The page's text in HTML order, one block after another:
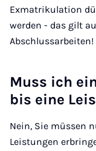
Exmatrikulation
werden - das gilt
Abschlussarbeiten!
Muss ich
bis ei­ne
Nein, Sie müssen
Leistungen